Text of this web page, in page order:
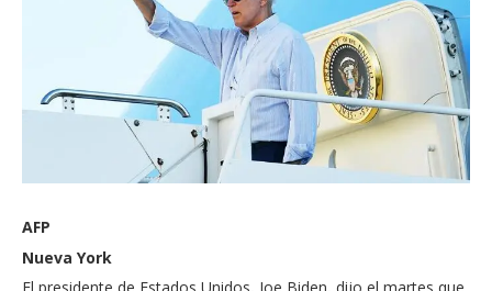
AFP
Nueva York
El presidente de Estados Unidos, Joe Biden, dijo el martes que